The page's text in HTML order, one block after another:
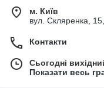
м. Київ
вул. Скляренка,
Контакти
Сьогодні
Показати весь